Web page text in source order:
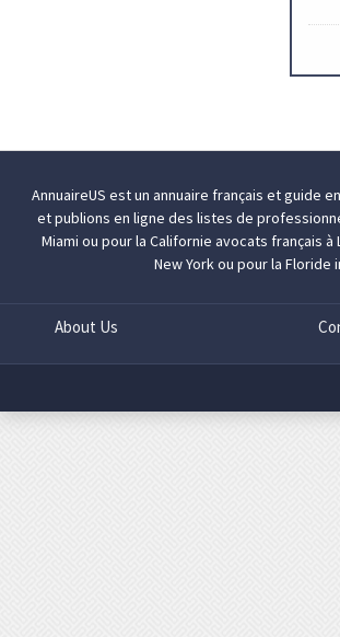
AnnuaireUS est un annuaire français et guide
et publions en ligne des listes de
Miami ou pour la Californieavocats français à
New Yorkou pour la Floride
About Us